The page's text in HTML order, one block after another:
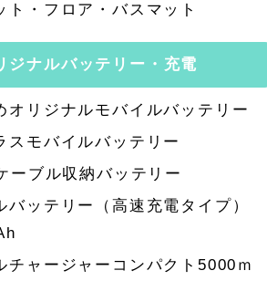
ト・フロア・バスマット
ジナルバッテリー・充電
オリジナルモバイルバッテリー
スモバイルバッテリー
ーブル収納バッテリー
バッテリー（高速充電タイプ）
チャージャーコンパクト5000ｍ